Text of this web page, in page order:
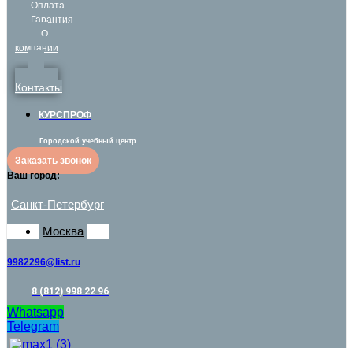
Оплата
Гарантия
О
компании
Контакты
КУРСПРОФ
Городской учебный центр
Заказать звонок
Ваш город:
Санкт-Петербург
Москва
9982296@list.ru
8 (812) 998 22 96
Whatsapp
Telegram